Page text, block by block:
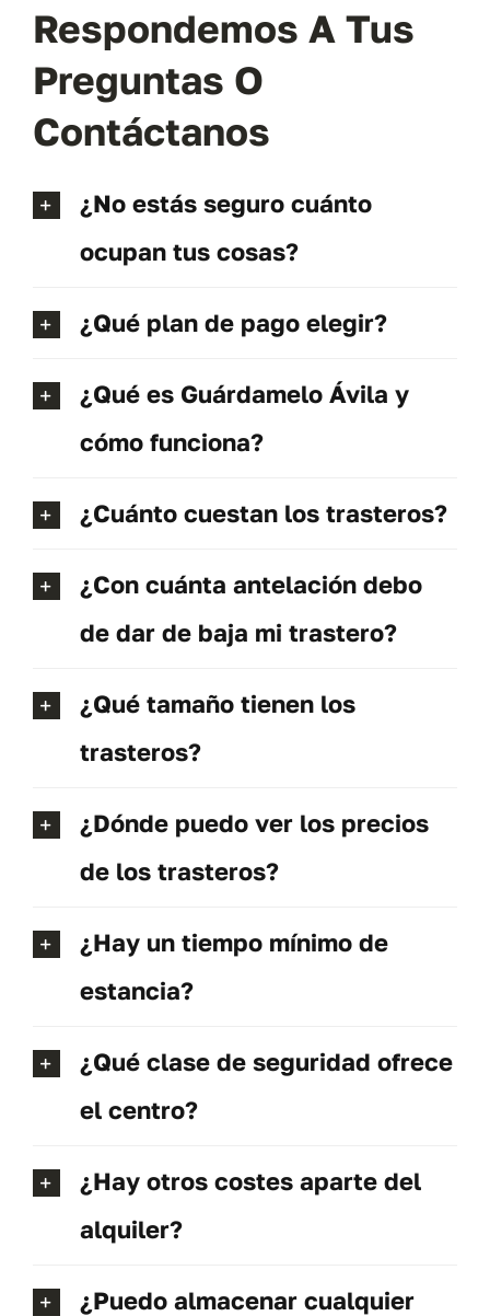
Respondemos A Tus
Preguntas O
Contáctanos
¿No estás seguro cuánto
ocupan tus cosas?
¿Qué plan de pago elegir?
¿Qué es Guárdamelo Ávila y
cómo funciona?
¿Cuánto cuestan los trasteros?
¿Con cuánta antelación debo
de dar de baja mi trastero?
¿Qué tamaño tienen los
trasteros?
¿Dónde puedo ver los precios
de los trasteros?
¿Hay un tiempo mínimo de
estancia?
¿Qué clase de seguridad ofrece
el centro?
¿Hay otros costes aparte del
alquiler?
¿Puedo almacenar cualquier